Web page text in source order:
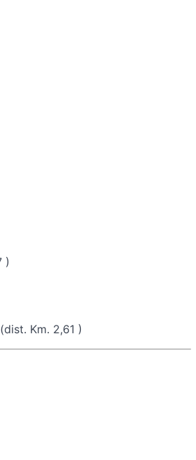
)
Km. 2,61 )